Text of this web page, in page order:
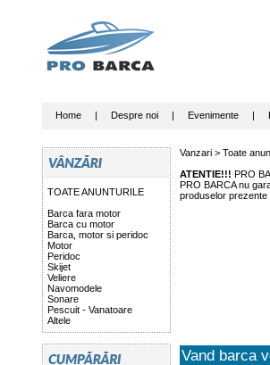
Home| Despre noi| Evenimente|
TOATE ANUNTURILE
Barca fara motor
Barca cu motor
Barca, motor si peridoc
Motor
Peridoc
Skijet
Veliere
Navomodele
Sonare
Pescuit - Vanatoare
Altele
Vanzari > Toate
ATENTIE!!! PRO
PRO BARCA nu
produselor
Vand barca